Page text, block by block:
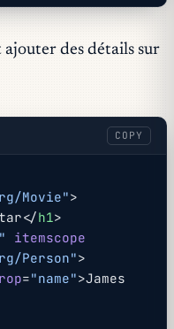
ajouter des détails sur
COPY
Movie">
h1>
itemscope
Person">
="name">James